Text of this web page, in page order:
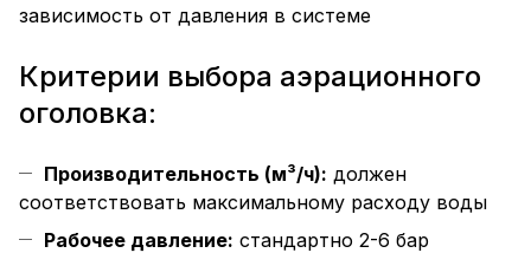
зависимость от давления в системе
Критерии выбора аэрационного
оголовка:
Производительность (м³/ч): должен
соответствовать максимальному расходу воды
Рабочее давление: стандартно 2-6 бар